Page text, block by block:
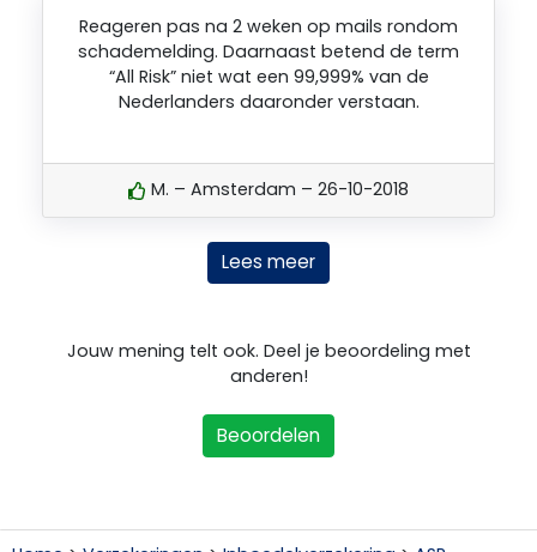
Reageren pas na 2 weken op mails rondom
schademelding. Daarnaast betend de term
“All Risk” niet wat een 99,999% van de
Nederlanders daaronder verstaan.
M. – Amsterdam – 26-10-2018
Lees meer
Jouw mening telt ook. Deel je beoordeling met
anderen!
Beoordelen